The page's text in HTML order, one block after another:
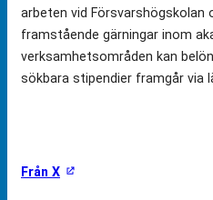
arbeten vid
framstående gärningar inom
verksamhetsområden kan
sökbara stipendier framgår via
Från X